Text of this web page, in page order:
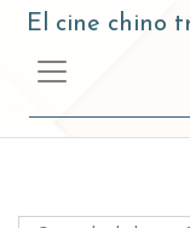
El cine chino